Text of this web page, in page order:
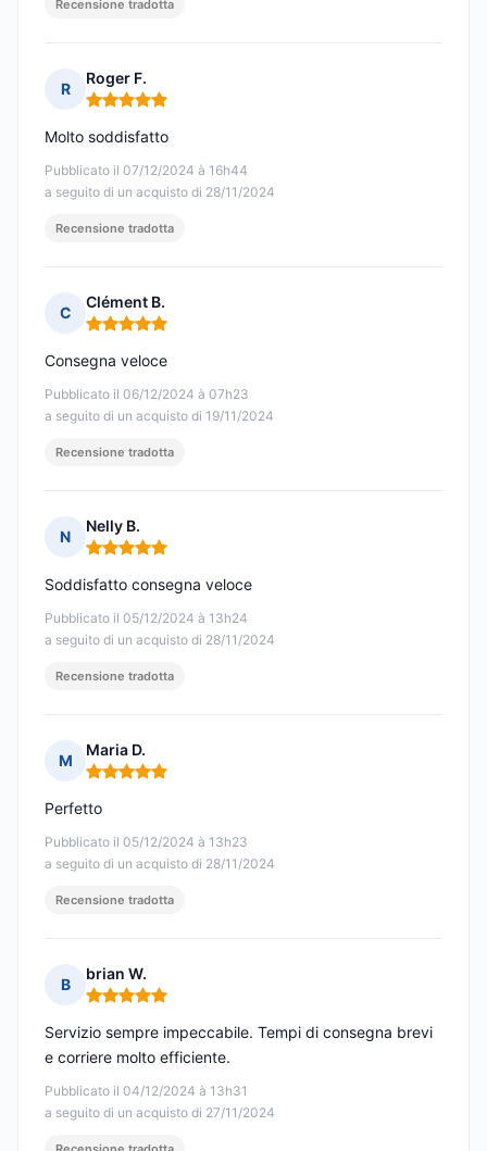
Recensione tradotta
R
Roger F.
Nota: 5 su 5
Pubblicato il 07/12/2024 à 16h44
a seguito di un acquisto di 28/11/2024
Molto soddisfatto
Recensione tradotta
C
Clément B.
Nota: 5 su 5
Pubblicato il 06/12/2024 à 07h23
a seguito di un acquisto di 19/11/2024
Consegna veloce
Recensione tradotta
N
Nelly B.
Nota: 5 su 5
Pubblicato il 05/12/2024 à 13h24
a seguito di un acquisto di 28/11/2024
Soddisfatto consegna veloce
Recensione tradotta
M
Maria D.
Nota: 5 su 5
Pubblicato il 05/12/2024 à 13h23
a seguito di un acquisto di 28/11/2024
Perfetto
Recensione tradotta
B
brian W.
Nota: 5 su 5
Pubblicato il 04/12/2024 à 13h31
a seguito di un acquisto di 27/11/2024
Servizio sempre impeccabile. Tempi di consegna brevi
e corriere molto efficiente.